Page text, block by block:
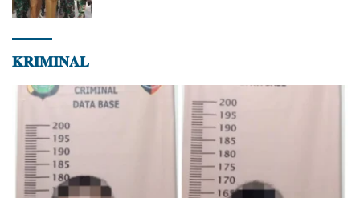
𝐊𝐑𝐈𝐌𝐈𝐍𝐀𝐋